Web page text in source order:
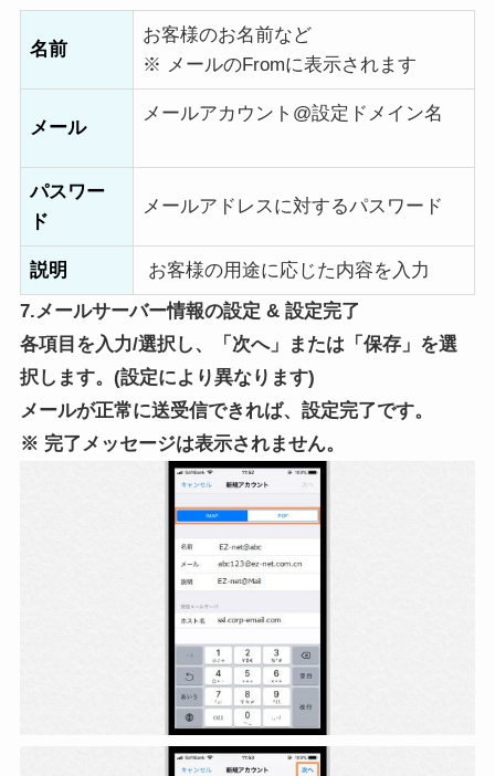
名前
お客様のお名前など
※ メールのFromに表示されます
メール
メールアカウント@設定ドメイン名
パスワー
ド
メールアドレスに対するパスワード
説明
お客様の用途に応じた内容を入力
7.メールサーバー情報の設定 & 設定完了
各項目を入力/選択し、「次へ」または「保存」を選
択します。(設定により異なります)
メールが正常に送受信できれば、設定完了です。
※ 完了メッセージは表示されません。